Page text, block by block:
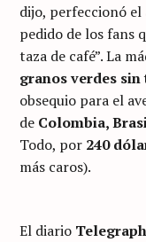
dijo, perfeccionó
pedido de los fans
taza de café”. La
granos verdes
obsequio para el
de Colombia,
Todo, por 240
más caros).
El diario Telegraph